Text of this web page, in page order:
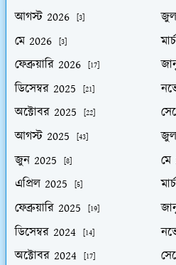
আগস্ট 2026
[3]
মে 2026 [3]
ফেব্রুয়ারি 2026 [17]
ডিসেম্বর 2025 [21]
অক্টোবর 2025 [22]
আগস্ট 2025 [43]
জুন 2025 [8] মে
এপ্রিল 2025 [5]
ফেব্রুয়ারি 2025 [19]
ডিসেম্বর 2024 [14]
অক্টোবর 2024 [17]